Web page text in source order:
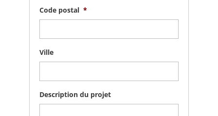
Code postal *
Ville
Description du projet